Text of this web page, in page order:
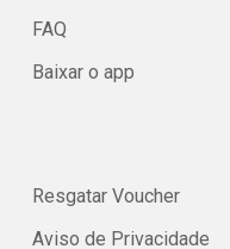
FAQ
Baixar o app
Resgatar Voucher
Aviso de Privacidade